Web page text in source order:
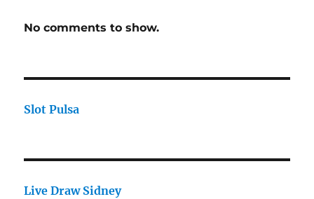
No comments to show.
Slot Pulsa
Live Draw Sidney